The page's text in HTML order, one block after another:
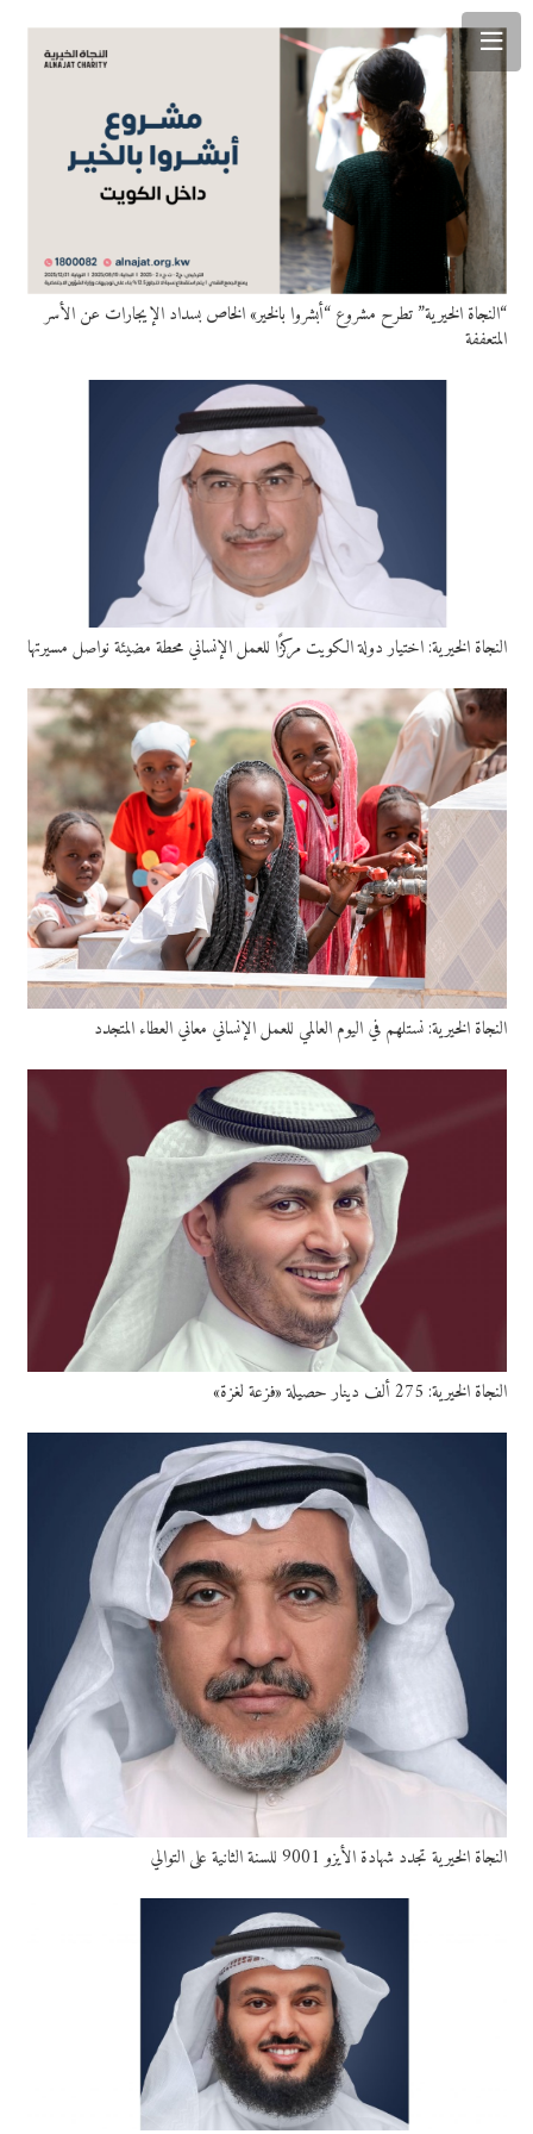
“النجاة الخيرية” تطرح مشروع “أبشروا بالخير» الخاص بسداد الإيجارات عن الأسر
المتعففة
النجاة الخيرية: اختيار دولة الكويت مركزًا للعمل الإنساني محطة مضيئة نواصل مسيرتها
النجاة الخيرية: نستلهم في اليوم العالمي للعمل الإنساني معاني العطاء المتجدد
النجاة الخيرية: 275 ألف دينار حصيلة «فزعة لغزة»
النجاة الخيرية تجدد شهادة الأيزو 9001 للسنة الثانية على التوالي